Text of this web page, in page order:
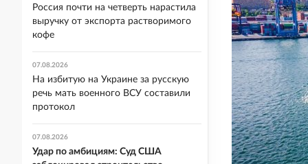
Россия почти на четверть нарастила
выручку от экспорта растворимого
кофе
07.08.2026
На избитую на Украине за русскую
речь мать военного ВСУ составили
протокол
07.08.2026
Удар по амбициям: Суд США